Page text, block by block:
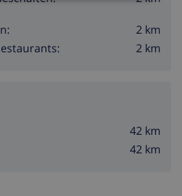
2 km
2 km
42 km
42 km